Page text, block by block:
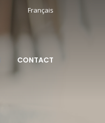
Français
CONTACT